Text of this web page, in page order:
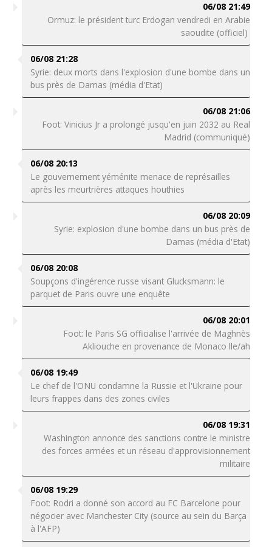
06/08 21:49
Ormuz: le président turc Erdogan vendredi en Arabie
saoudite (officiel)
06/08 21:28
Syrie: deux morts dans l'explosion d'une bombe dans un
bus près de Damas (média d'Etat)
06/08 21:06
Foot: Vinicius Jr a prolongé jusqu'en juin 2032 au Real
Madrid (communiqué)
06/08 20:13
Le gouvernement yéménite menace de représailles
après les meurtrières attaques houthies
06/08 20:09
Syrie: explosion d'une bombe dans un bus près de
Damas (média d'Etat)
06/08 20:08
Soupçons d'ingérence russe visant Glucksmann: le
parquet de Paris ouvre une enquête
06/08 20:01
Foot: le Paris SG officialise l'arrivée de Maghnès
Akliouche en provenance de Monaco lle/ah
06/08 19:49
Le chef de l'ONU condamne la Russie et l'Ukraine pour
leurs frappes dans des zones civiles
06/08 19:31
Washington annonce des sanctions contre le ministre
des forces armées et un réseau d'approvisionnement
militaire
06/08 19:29
Foot: Rodri a donné son accord au FC Barcelone pour
négocier avec Manchester City (source au sein du Barça
à l'AFP)